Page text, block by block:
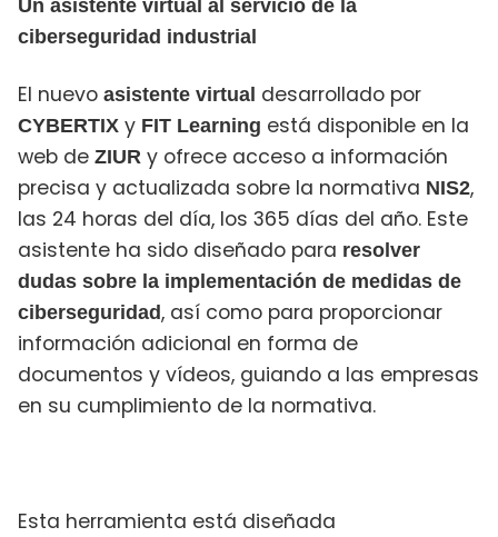
Un asistente virtual al servicio de la
ciberseguridad industrial
El nuevo asistente virtual desarrollado por
CYBERTIX y FIT Learning está disponible en la
web de ZIUR y ofrece acceso a información
precisa y actualizada sobre la normativa NIS2,
las 24 horas del día, los 365 días del año. Este
asistente ha sido diseñado para resolver
dudas sobre la implementación de medidas de
ciberseguridad, así como para proporcionar
información adicional en forma de
documentos y vídeos, guiando a las empresas
en su cumplimiento de la normativa.
Esta herramienta está diseñada